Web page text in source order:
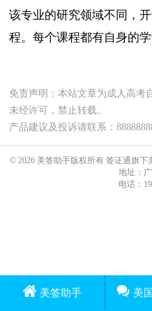
该专业的研究领域不同，
程。每个课程都有自身的学
免责声明：本站文章为成人高考
未经许可，禁止转载。
产品建议及投诉请联系：
© 2026 美签助手版权所有 签证通旗下
地址：
电话：
美签助手 美